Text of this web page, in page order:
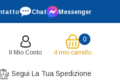
Chat Messenger
Il Mio Conto
0
il mio carrello
Segui La Tua Spedizione